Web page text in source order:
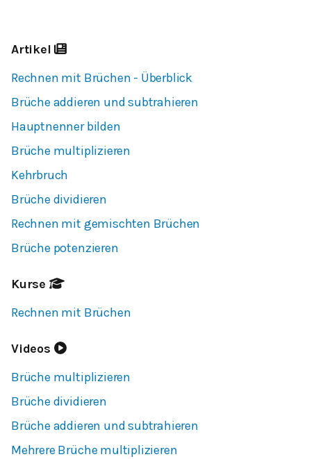
Artikel
Rechnen mit Brüchen - Überblick
Brüche addieren und subtrahieren
Hauptnenner bilden
Brüche multiplizieren
Kehrbruch
Brüche dividieren
Rechnen mit gemischten Brüchen
Brüche potenzieren
Kurse
Rechnen mit Brüchen
Videos
Brüche multiplizieren
Brüche dividieren
Brüche addieren und subtrahieren
Mehrere Brüche multiplizieren